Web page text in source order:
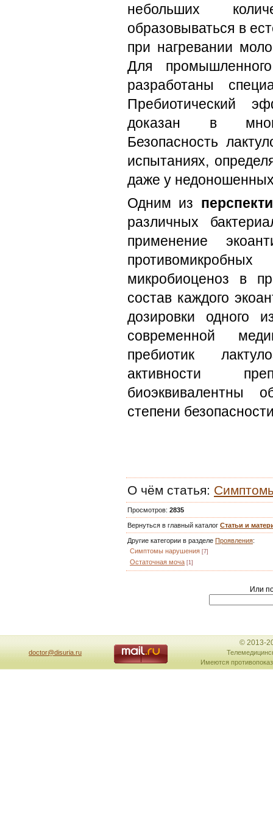
небольших
образовываться в
при нагревании
Для
разработаны
Пребиотический
доказан в
Безопасность
испытаниях,
даже у
Одним из
различных
применение
микробиоценоз в
состав каждого
дозировки одного
современной
пребиотик
активности
биоэквивалентны
степени
О чём статья:
Просмотров: 2835
Вернуться в главный каталог Статьи и
Другие категории в разделе Проявления:
Симптомы нарушения [7]
Остаточная моча [1]
Или
doctor@disuria.ru
© 2013-
Имеются